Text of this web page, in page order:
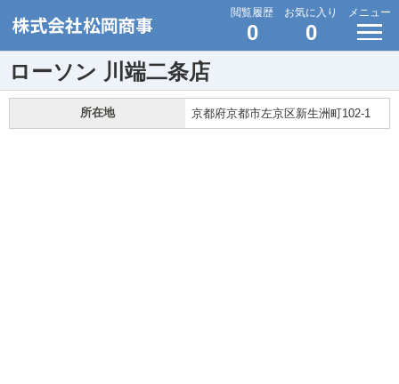
閲覧履歴
0
お気に入り
0
メニュー
ローソン 川端二条店
所在地 京都府京都市左京区新生洲町102-1